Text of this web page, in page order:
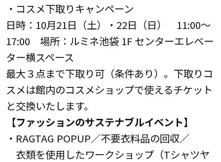
・コスメ下取りキャンペーン
日時：10月21日（土）・22日（日） 11:00～
17:00 場所：ルミネ池袋 1F センターエレベー
ター横スペース
最大３点まで下取り可（条件あり）。下取りコ
スメは館内のコスメショップで使えるチケット
と交換いたします。
【ファッションのサステナブルイベント】
・RAGTAG POPUP／不要衣料品の回収／
衣類を使用したワークショップ（Tシャツヤ